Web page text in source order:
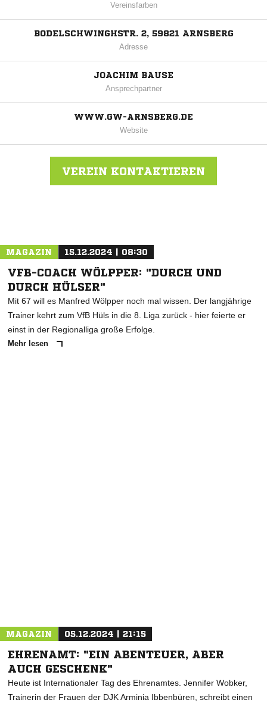
Vereinsfarben
BODELSCHWINGHSTR. 2, 59821 ARNSBERG
Adresse
JOACHIM BAUSE
Ansprechpartner
WWW.GW-ARNSBERG.DE
Website
VEREIN KONTAKTIEREN
MAGAZIN 15.12.2024 | 08:30
VFB-COACH WÖLPPER: "DURCH UND
DURCH HÜLSER"
Mit 67 will es Manfred Wölpper noch mal wissen. Der langjährige
Trainer kehrt zum VfB Hüls in die 8. Liga zurück - hier feierte er
einst in der Regionalliga große Erfolge.
Mehr lesen
MAGAZIN 05.12.2024 | 21:15
EHRENAMT: "EIN ABENTEUER, ABER
AUCH GESCHENK"
Heute ist Internationaler Tag des Ehrenamtes. Jennifer Wobker,
Trainerin der Frauen der DJK Arminia Ibbenbüren, schreibt einen